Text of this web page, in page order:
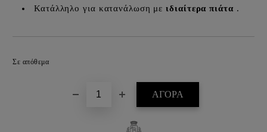
Κατάλληλο για κατανάλωση μειδιαίτερα πιάτα .
Σε απόθεμα